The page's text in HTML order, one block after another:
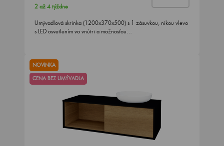
2 až 4 týždne
Umývadlová skrinka (1200x370x500) s 1 zásuvkou, nikou vlevo
s LED osvetlením vo vnútri a možnosťou…
NOVINKA
CENA BEZ UMÝVADLA